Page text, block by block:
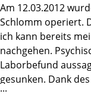
Am 12.03.2012
Schlomm operiert.
ich kann bereits
nachgehen.
Laborbefund
gesunken. Dank